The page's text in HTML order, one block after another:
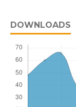
DOWNLOADS